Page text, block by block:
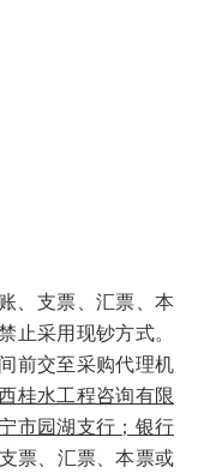
、支票、汇票、本
止采用现钞方式。
前交至采购代理机
桂水工程咨询有限
市园湖支行；银行
票、汇票、本票或